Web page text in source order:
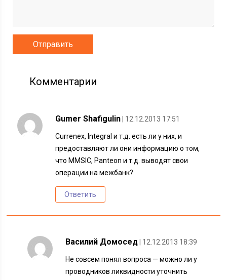
Комментарии
Gumer Shafigulin | 12.12.2013 17:51
Currenex, Integral и т.д. есть ли у них, и
предоставляют ли они информацию о том,
что MMSIC, Panteon и т.д. выводят свои
операции на межбанк?
Ответить
Василий Домосед | 12.12.2013 18:39
Не совсем понял вопроса — можно ли у
проводников ликвидности уточнить